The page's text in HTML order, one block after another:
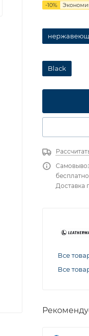
-10%
Black
бесплатно
Доставка
Все
Все